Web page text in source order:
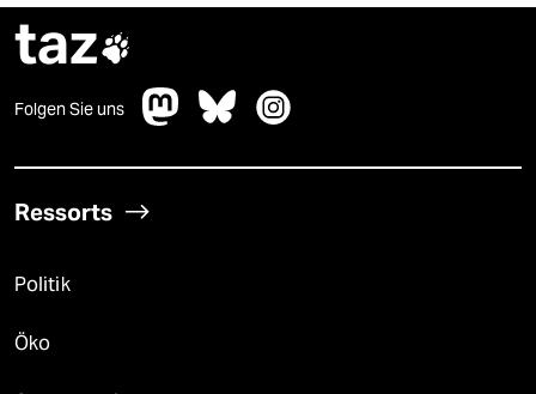
taz
Folgen Sie uns
Ressorts
Politik
Öko